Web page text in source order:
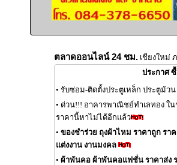
ตลาดออนไลน์ 24 ชม. เชียงใหม่
ประกาศ
• รับซ่อม-ติดตั้งประตูเหล็ก ประตูม้ว
• ด่วน!!! อาคารพาณิชย์ทำเลทอง ใ
ราคานี้หาไม่ได้อีกแล้ว
• ของชำร่วย ถุงผ้าไหม ราคาถูก ราค
แต่งงาน งานมงคล
• ผ้าพันคอ ผ้าพันคอแฟชั่น ราคาส่ง